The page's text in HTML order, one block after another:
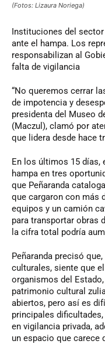
(Fotos: Lizaura Noriega)
Instituciones del
ante el hampa. Los
responsabilizan al
falta de vigilancia
“No queremos cerrar
de impotencia y
presidenta del Museo
(Maczul), clamó por
que lidera desde hace
En los últimos 15 días,
hampa en tres
que Peñaranda
que cargaron con más
equipos y un camión
para transportar obras
la cifra total podría
Peñaranda precisó
culturales, siente que
organismos del
patrimonio cultural
abiertos, pero así es
principales
en vigilancia privada,
un espacio que carece